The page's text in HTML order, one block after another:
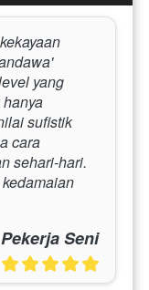
yang
sufistik
cara
sehari-hari.
Seni